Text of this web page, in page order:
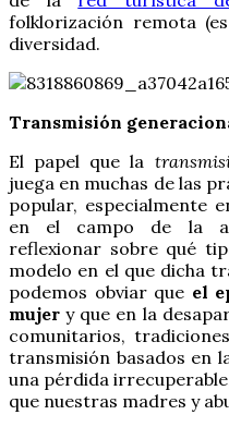
folklorización remota
diversidad.
Transmisión
El papel que la
juega en muchas de las
popular, especialmente
en el campo de la
reflexionar sobre qué
modelo en el que dicha
podemos obviar que el
mujer y que en la
comunitarios,
transmisión basados en
una pérdida
que nuestras madres y